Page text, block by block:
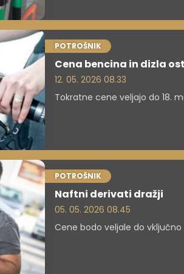
POTROŠNIK
Cena bencina in dizla
12. 05. 2026 08.33
Tokratne cene veljajo do 18.
POTROŠNIK
Naftni derivati dražji
05. 05. 2026 08.45
Cene bodo veljale do vključno